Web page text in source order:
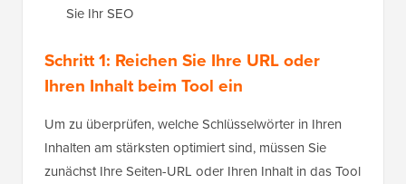
Sie Ihr SEO
Schritt 1: Reichen Sie Ihre URL oder
Ihren Inhalt beim Tool ein
Um zu überprüfen, welche Schlüsselwörter in Ihren
Inhalten am stärksten optimiert sind, müssen Sie
zunächst Ihre Seiten-URL oder Ihren Inhalt in das Tool